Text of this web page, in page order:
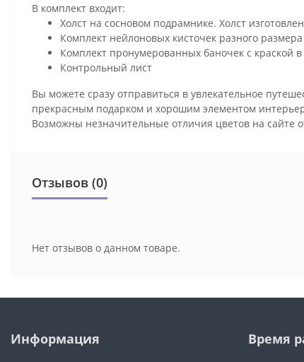
В комплект входит:
Холст на сосновом подрамнике. Холст
Комплект нейлоновых кисточек разного размера
Комплект пронумерованных баночек с краской в
Контрольный лист
Вы можете сразу отправиться в увлекательное
прекрасным подарком и хорошим элементом
Возможны незначительные отличия цветов на сайте
Отзывов (0)
Нет отзывов о данном товаре.
Информация Время